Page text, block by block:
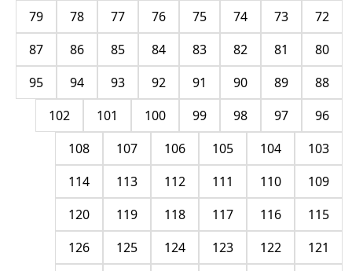
72
73
74
75
76
77
78
79
80
81
82
83
84
85
86
87
88
89
90
91
92
93
94
95
96
97
98
99
100
101
102
103
104
105
106
107
108
109
110
111
112
113
114
115
116
117
118
119
120
121
122
123
124
125
126